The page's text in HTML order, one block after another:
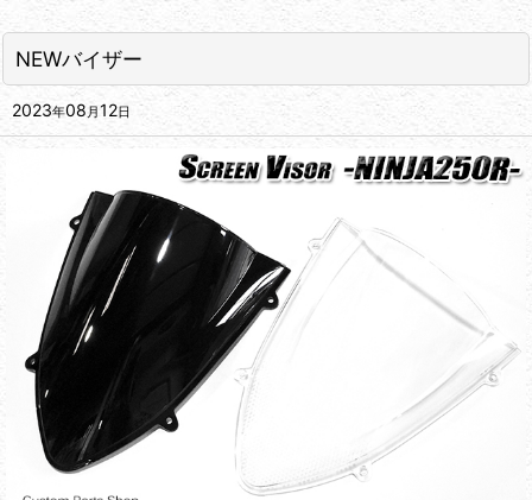
NEWバイザー
2023年08 月12日